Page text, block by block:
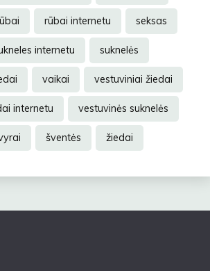
rūbai internetu seksas
internetu suknelės
vaikai vestuviniai žiedai
internetu vestuvinės suknelės
šventės žiedai